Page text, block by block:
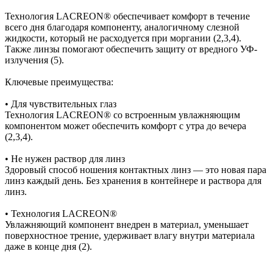
Технология LACREON® обеспечивает комфорт в течение
всего дня благодаря компоненту, аналогичному слезной
жидкости, который не расходуется при моргании (2,3,4).
Также линзы помогают обеспечить защиту от вредного УФ-
излучения (5).
Ключевые преимущества:
• Для чувствительных глаз
Технология LACREON® со встроенным увлажняющим
компонентом может обеспечить комфорт с утра до вечера
(2,3,4).
• Не нужен раствор для линз
Здоровый способ ношения контактных линз — это новая пара
линз каждый день. Без хранения в контейнере и раствора для
линз.
• Технология LACREON®
Увлажняющий компонент внедрен в материал, уменьшает
поверхностное трение, удерживает влагу внутри материала
даже в конце дня (2).